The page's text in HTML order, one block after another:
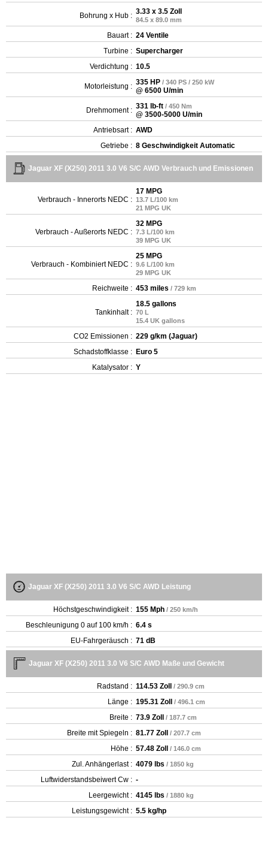
Bohrung x Hub : 3.33 x 3.5 Zoll
84.5 x 89.0 mm
Bauart : 24 Ventile
Turbine : Supercharger
Verdichtung : 10.5
Motorleistung : 335 HP / 340 PS / 250 kW
@ 6500 U/min
Drehmoment : 331 lb-ft / 450 Nm
@ 3500-5000 U/min
Antriebsart : AWD
Getriebe : 8 Geschwindigkeit Automatic
Jaguar XF (X250) 2011 3.0 V6 S/C AWD Verbrauch und Emissionen
Verbrauch - Innerorts NEDC :
17 MPG
13.7 L/100 km
21 MPG UK
Verbrauch - Außerorts NEDC :
32 MPG
7.3 L/100 km
39 MPG UK
Verbrauch - Kombiniert NEDC :
25 MPG
9.6 L/100 km
29 MPG UK
Reichweite : 453 miles / 729 km
Tankinhalt :
18.5 gallons
70 L
15.4 UK gallons
CO2 Emissionen : 229 g/km (Jaguar)
Schadstoffklasse : Euro 5
Katalysator : Y
Jaguar XF (X250) 2011 3.0 V6 S/C AWD Leistung
Höchstgeschwindigkeit : 155 Mph / 250 km/h
Beschleunigung 0 auf 100 km/h : 6.4 s
EU-Fahrgeräusch : 71 dB
Jaguar XF (X250) 2011 3.0 V6 S/C AWD Maße und Gewicht
Radstand : 114.53 Zoll / 290.9 cm
Länge : 195.31 Zoll / 496.1 cm
Breite : 73.9 Zoll / 187.7 cm
Breite mit Spiegeln : 81.77 Zoll / 207.7 cm
Höhe : 57.48 Zoll / 146.0 cm
Zul. Anhängerlast : 4079 lbs / 1850 kg
Luftwiderstandsbeiwert Cw : -
Leergewicht‎ : 4145 lbs / 1880 kg
Leistungsgewicht : 5.5 kg/hp